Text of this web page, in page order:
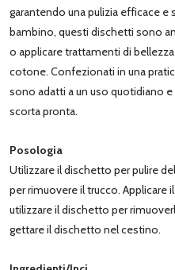
garantendo una pulizia efficace e
bambino, questi dischetti sono
o applicare trattamenti di
cotone. Confezionati in una
sono adatti a un uso quotidiano
scorta pronta.
Posologia
Utilizzare il dischetto per pulire
per rimuovere il trucco.
utilizzare il dischetto per
gettare il dischetto nel cestino.